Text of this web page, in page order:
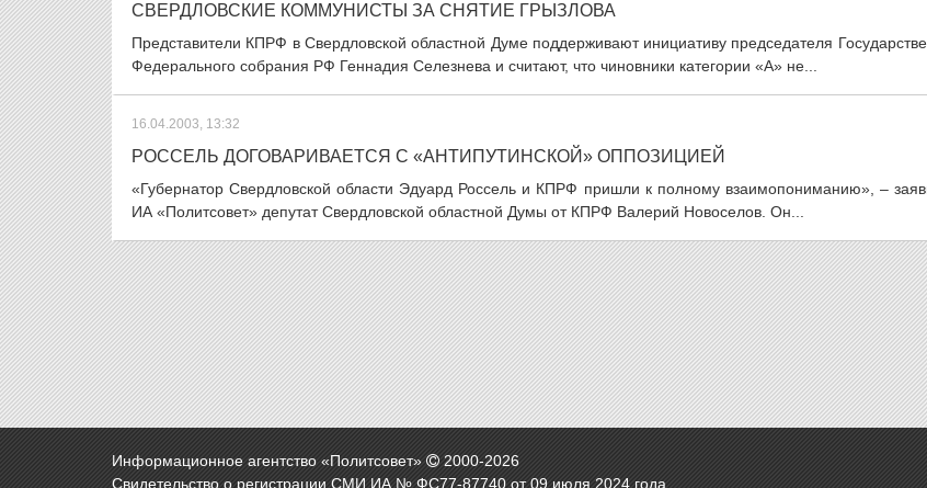
СВЕРДЛОВСКИЕ КОММУНИСТЫ ЗА СНЯТИЕ ГРЫЗЛОВА
Представители КПРФ в Свердловской областной Думе поддерживают инициативу председателя
Федерального собрания РФ Геннадия Селезнева и считают, что чиновники категории «А» не...
16.04.2003, 13:32
РОССЕЛЬ ДОГОВАРИВАЕТСЯ С «АНТИПУТИНСКОЙ» ОППОЗИЦИЕЙ
«Губернатор Cвердловской области Эдуард Россель и КПРФ пришли к полному взаимопониманию», –
ИА «Политсовет» депутат Свердловской областной Думы от КПРФ Валерий Новоселов. Он...
Информационное агентство «Политсовет» 2000-2026
Свидетельство о регистрации СМИ ИА № ФС77-87740 от 09 июля 2024 года.